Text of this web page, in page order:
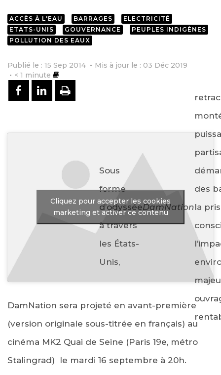
ACCÈS À L'EAU BARRAGES
ELECTRICITÉ
ETATS-UNIS
GOUVERNANCE
PEUPLES INDIGÈNES
POLLUTION DES EAUX
Publié le : 15 Sep 2014
Mis à jour le : 03 Déc 2019
< 1 minute
PARTAGER SUR FACEBOOK
PARTAGER SUR LINKEDIN
IMPRIMER
Sous
forme
d’odyssée
à travers
les États-
Unis,
DamNation
des
la
Cliquez pour accepter les cookies
marketing et activer ce contenu
DamNation sera projeté en avant-première
(version originale sous-titrée en français) au
cinéma MK2 Quai de Seine (Paris 19e, métro
Stalingrad) le mardi 16 septembre à 20h.